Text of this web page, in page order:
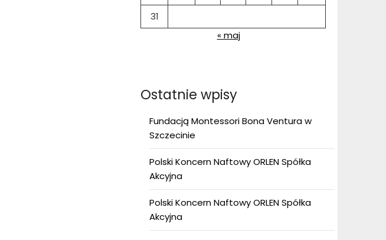
31
« maj
Ostatnie wpisy
Fundacją Montessori Bona Ventura w
Szczecinie
Polski Koncern Naftowy ORLEN Spółka
Akcyjna
Polski Koncern Naftowy ORLEN Spółka
Akcyjna